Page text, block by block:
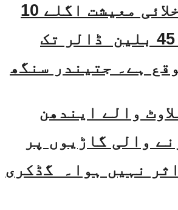
بھارت کی خلائی معیشت اگلے 10
سالوں میں 45 بلین ڈالر تک
ہے۔ جتیندر سنگھ
والے ایندھن
والی گاڑیوں پر
نہیں ہوا۔ گڈکری